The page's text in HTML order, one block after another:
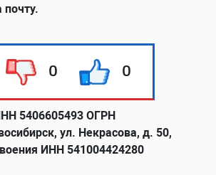
0 0
5406605493 ОГРН
ул. Некрасова, д. 50,
ИНН 541004424280